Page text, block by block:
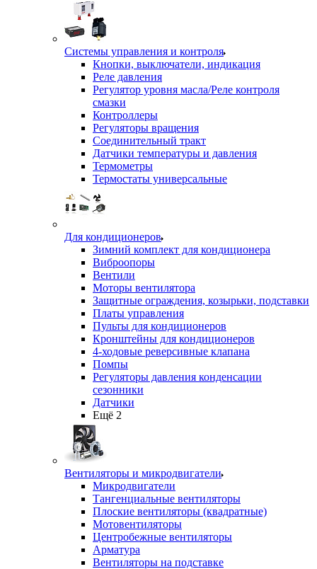
Системы управления и контроля
Кнопки, выключатели, индикация
Реле давления
Регулятор уровня масла/Реле контроля
смазки
Контроллеры
Регуляторы вращения
Соединительный тракт
Датчики температуры и давления
Термометры
Термостаты универсальные
Для кондиционеров
Зимний комплект для кондиционера
Виброопоры
Вентили
Моторы вентилятора
Защитные ограждения, козырьки, подставки
Платы управления
Пульты для кондиционеров
Кронштейны для кондиционеров
4-ходовые реверсивные клапана
Помпы
Регуляторы давления конденсации
сезонники
Датчики
Ещё 2
Вентиляторы и микродвигатели
Микродвигатели
Тангенциальные вентиляторы
Плоские вентиляторы (квадратные)
Мотовентиляторы
Центробежные вентиляторы
Арматура
Вентиляторы на подставке